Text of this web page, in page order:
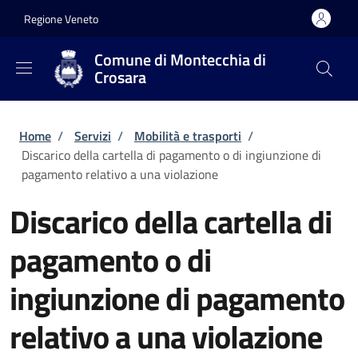
Regione Veneto
Comune di Montecchia di
Crosara
Briciole di pane
Home / Servizi / Mobilità e trasporti /
Discarico della cartella di pagamento o di ingiunzione di
pagamento relativo a una violazione
Discarico della cartella di
pagamento o di
ingiunzione di pagamento
relativo a una violazione